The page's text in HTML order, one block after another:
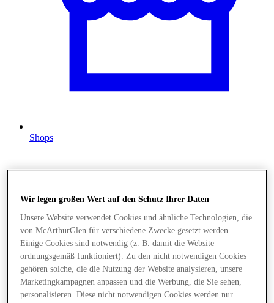
Shops
Wir legen großen Wert auf den Schutz Ihrer Daten
Unsere Website verwendet Cookies und ähnliche Technologien, die
von McArthurGlen für verschiedene Zwecke gesetzt werden.
Einige Cookies sind notwendig (z. B. damit die Website
ordnungsgemäß funktioniert). Zu den nicht notwendigen Cookies
gehören solche, die die Nutzung der Website analysieren, unsere
Marketingkampagnen anpassen und die Werbung, die Sie sehen,
personalisieren. Diese nicht notwendigen Cookies werden nur